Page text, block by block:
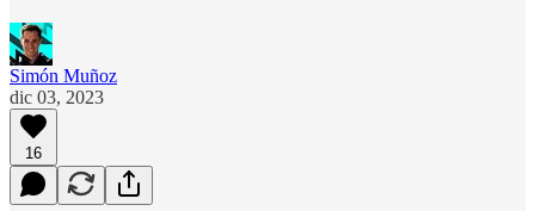
Simón Muñoz
dic 03, 2023
16